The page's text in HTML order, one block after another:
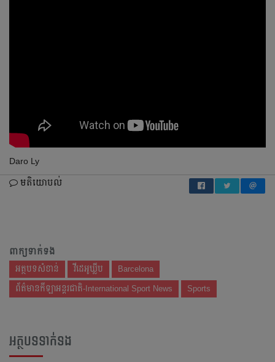
Daro Ly
មតិយោបល់
ពាក្យទាក់ទង
អត្ថបទសំខាន់ វីដេអូឃ្លីប Barcelona
ព័ត៌មានកីឡាអន្តរជាតិ-International Sport News Sports
អត្ថបទទាក់ទង